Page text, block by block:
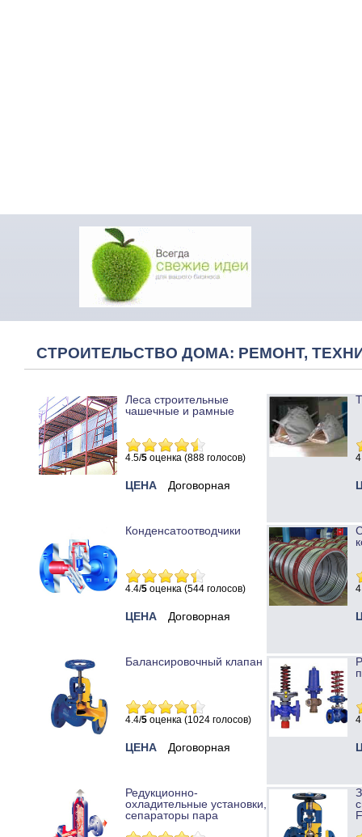
СТРОИТЕЛЬСТВО ДОМА: РЕМОНТ,
Леса строительные
чашечные и рамные
4.5/5 оценка (888 голосов)
ЦЕНА Договорная
Конденсатоотводчики
4.4/5 оценка (544 голосов)
ЦЕНА Договорная
Балансировочный клапан
4.4/5 оценка (1024 голосов)
ЦЕНА Договорная
Редукционно-
охладительные установки,
сепараторы пара